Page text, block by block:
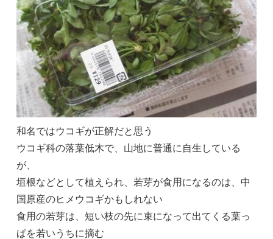
和名ではウコギが正解だと思う
ウコギ科の落葉低木で、山地に普通に自生している
が、
垣根などとして植えられ、若芽が食用になるのは、中
国原産のヒメウコギかもしれない
食用の若芽は、短い枝の先に束になって出てくる葉っ
ぱを若いうちに摘む